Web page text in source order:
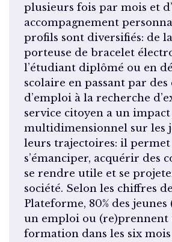
plusieurs fois par mois et
accompagnement
profils sont diversifiés: de
porteuse de bracelet
l’étudiant diplômé ou en
scolaire en passant par
d’emploi à la recherche
service citoyen a un impact
multidimensionnel sur les
leurs trajectoires: il permet
s’émanciper, acquérir des
se rendre utile et se
société. Selon les chiffres
Plateforme, 80% des
un emploi ou (re)prennent
formation dans les six